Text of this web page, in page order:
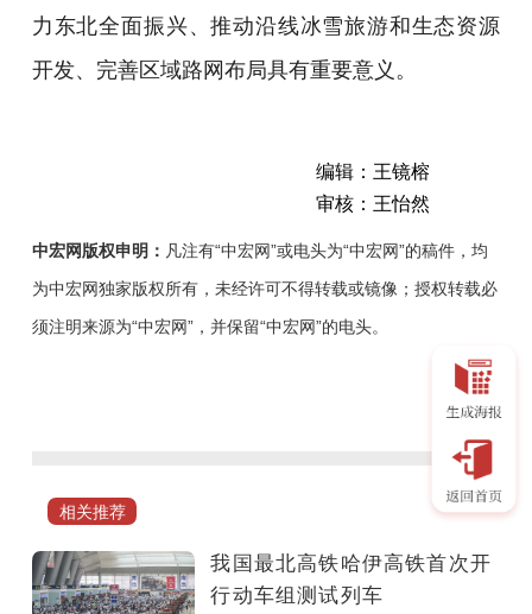
力东北全面振兴、推动沿线冰雪旅游和生态资源
开发、完善区域路网布局具有重要意义。
编辑：王镜榕
审核：王怡然
中宏网版权申明： 凡注有“中宏网”或电头为“中宏网”的稿件，均
为中宏网独家版权所有，未经许可不得转载或镜像；授权转载必
须注明来源为“中宏网”，并保留“中宏网”的电头。
25
分，
相关推荐
我国最北高铁哈伊高铁首次开
行动车组测试列车